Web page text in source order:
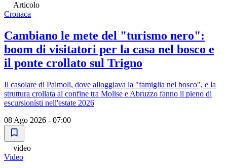
Articolo
Cronaca
Cambiano le mete del "turismo nero":
boom di visitatori per la casa nel bosco e
il ponte crollato sul Trigno
Il casolare di Palmoli, dove alloggiava la "famiglia nel bosco", e la
struttura crollata al confine tra Molise e Abruzzo fanno il pieno di
escursionisti nell'estate 2026
08 Ago 2026 - 07:00
video
Video